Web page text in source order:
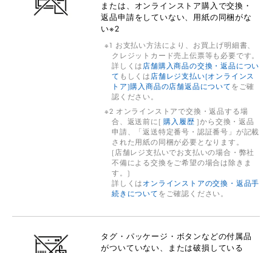
または、オンラインストア購入で交換・
返品申請をしていない、用紙の同梱がな
い※2
1 お支払い方法により、お買上げ明細書、
クレジットカード売上伝票等も必要です。
詳しくは 店舗購入商品の交換・返品につい
て もしくは 店舗レジ支払い(オンラインス
トア)購入商品の店舗返品について をご確
認ください。
2 オンラインストアで交換・返品する場
合、返送前に[購入履歴 ]から交換・返品
申請、「返送特定番号・認証番号」が記載
された用紙の同梱が必要となります。
(店舗レジ支払いでお支払いの場合・弊社
不備による交換をご希望の場合は除きま
す。)
詳しくは オンラインストアの交換・返品手
続きについて をご確認ください。
タグ・パッケージ・ボタンなどの付属品
がついていない、または破損している